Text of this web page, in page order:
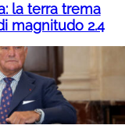
la terra trema
magnitudo 2.4